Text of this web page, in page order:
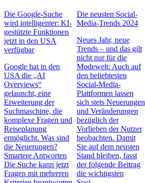
Die Google-Suche
wird intelligenter: KI-
gestützte Funktionen
jetzt in den USA
verfügbar
Google hat in den
USA die „AI
Overviews“
gelauncht, eine
Erweiterung der
Suchmaschine, die
komplexe Fragen und
Reiseplanung
ermöglicht. Was sind
die Neuerungen?
Smartere Antworten
Die Suche kann jetzt
Fragen mit mehreren
Die neusten Social-
Media-Trends 2024
Neues Jahr, neue
Trends – und das gilt
nicht nur für die
Modewelt: Auch auf
den beliebtesten
Social-Media-
Plattformen lassen
sich stets Neuerungen
und Veränderungen
bezüglich der
Vorlieben der Nutzer
beobachten. Damit
Sie auf dem neusten
Stand bleiben, fasst
der folgende Beitrag
die wichtigsten